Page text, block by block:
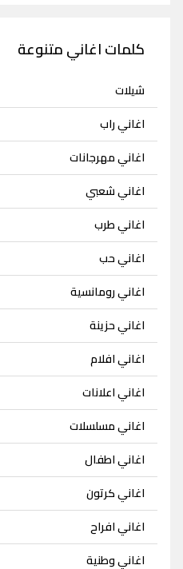
كلمات اغاني متنوعة
شيلات
اغاني راب
اغاني مهرجانات
اغاني شعبي
اغاني طرب
اغاني حب
اغاني رومانسية
اغاني حزينة
اغاني افلام
اغاني اعلانات
اغاني مسلسلات
اغاني اطفال
اغاني كرتون
اغاني افراح
اغاني وطنية